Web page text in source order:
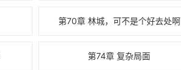
第70章 林城，可不是个好去处啊
第74章 复杂局面